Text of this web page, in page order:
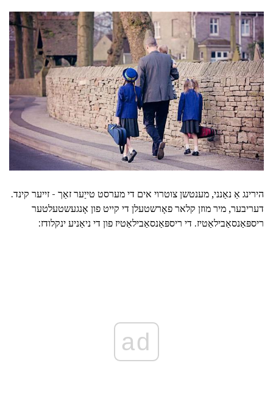
הירינג אַ נאַנני, מענטשן צוטרוי אים די מערסט טייַער זאַך - זייער קינד.
דעריבער, מיר מוזן קלאר פאָרשטעלן די קייט פון אָנגעשטעלטער
ריספּאַנסאַבילאַטיז. די ריספּאַנסאַבילאַטיז פון די ניאַניע ינקלודז:
ad